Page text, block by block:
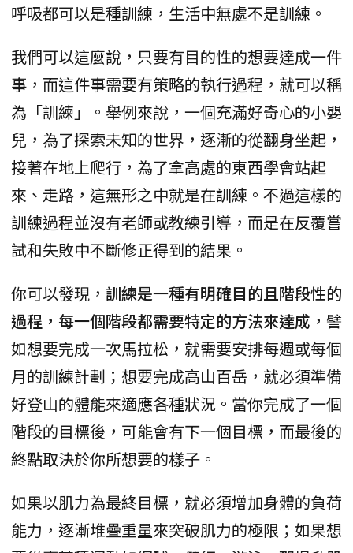
呼吸都可以是種訓練，生活中無處不是訓練。
我們可以這麼說，只要有目的性的想要達成一件
事，而這件事需要有策略的執行過程，就可以稱
為「訓練」。舉例來說，一個充滿好奇心的小嬰
兒，為了探索未知的世界，逐漸的從翻身坐起，
接著在地上爬行，為了拿高處的東西學會站起
來、走路，這無形之中就是在訓練。不過這樣的
訓練過程並沒有老師或教練引導，而是在反覆嘗
試和失敗中不斷修正得到的結果。
你可以發現， 訓練是一種有明確目的且階段性的
過程，每一個階段都需要特定的方法來達成 ，譬
如想要完成一次馬拉松，就需要安排每週或每個
月的訓練計劃；想要完成高山百岳，就必須準備
好登山的體能來適應各種狀況。當你完成了一個
階段的目標後，可能會有下一個目標，而最後的
終點取決於你所想要的樣子。
如果以肌力為最終目標，就必須增加身體的負荷
能力，逐漸堆疊重量來突破肌力的極限；如果想